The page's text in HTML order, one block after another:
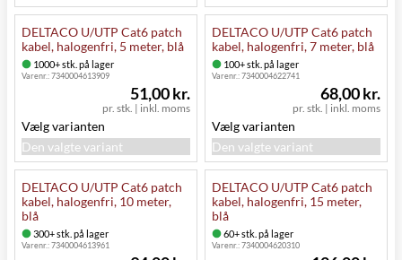
DELTACO U/UTP Cat6 patch
kabel, halogenfri, 5 meter, blå
1000+ stk. på lager
Varenr.:7340004613909
pr. stk. | inkl. moms
51,00 kr.
Vælg varianten
Den valgte variant
DELTACO U/UTP Cat6 patch
kabel, halogenfri, 7 meter, blå
100+ stk. på lager
Varenr.:7340004622741
pr. stk. | inkl. moms
68,00 kr.
Vælg varianten
Den valgte variant
DELTACO U/UTP Cat6 patch
kabel, halogenfri, 10 meter,
blå
300+ stk. på lager
Varenr.:7340004613961
DELTACO U/UTP Cat6 patch
kabel, halogenfri, 15 meter,
blå
60+ stk. på lager
Varenr.:7340004620310